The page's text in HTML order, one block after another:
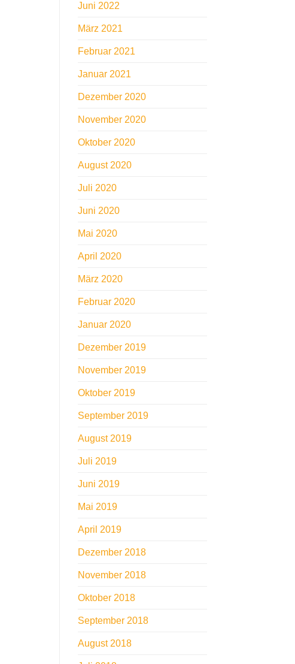
Juni 2022
März 2021
Februar 2021
Januar 2021
Dezember 2020
November 2020
Oktober 2020
August 2020
Juli 2020
Juni 2020
Mai 2020
April 2020
März 2020
Februar 2020
Januar 2020
Dezember 2019
November 2019
Oktober 2019
September 2019
August 2019
Juli 2019
Juni 2019
Mai 2019
April 2019
Dezember 2018
November 2018
Oktober 2018
September 2018
August 2018